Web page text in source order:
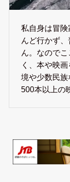
私自身は冒
んど行かず
ん。なので
く、本や映
境や少数民
500本以上の